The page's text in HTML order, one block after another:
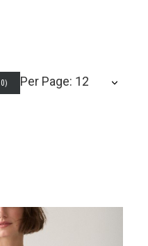
0) Per Page: 12